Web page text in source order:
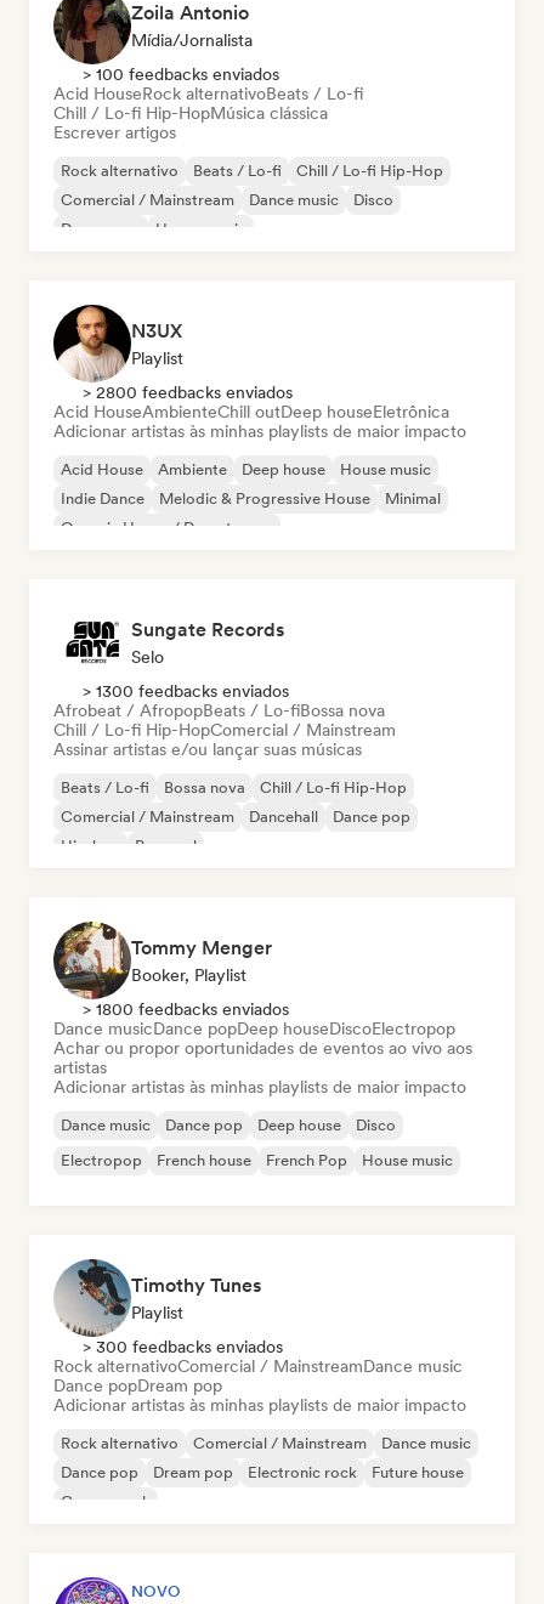
Zoila Antonio
Mídia/Jornalista
> 100 feedbacks enviados
Acid HouseRock alternativoBeats / Lo-fi
Chill / Lo-fi Hip-HopMúsica clássica
Escrever artigos
Rock alternativo Beats / Lo-fi
Chill / Lo-fi Hip-Hop
Comercial / Mainstream
Dance music
Disco
Dream pop
House music
N3UX
Playlist
> 2800 feedbacks enviados
Acid HouseAmbienteChill outDeep houseEletrônica
Adicionar artistas às minhas playlists de maior impacto
Acid House Ambiente Deep house
House music
Indie Dance
Melodic & Progressive House
Minimal
Organic House / Downtempo
Sungate Records
Selo
> 1300 feedbacks enviados
Afrobeat / AfropopBeats / Lo-fiBossa nova
Chill / Lo-fi Hip-HopComercial / Mainstream
Assinar artistas e/ou lançar suas músicas
Beats / Lo-fi Bossa nova
Chill / Lo-fi Hip-Hop
Comercial / Mainstream
Dancehall
Dance pop
Hip-hop
Pop soul
Tommy Menger
Booker, Playlist
> 1800 feedbacks enviados
Dance musicDance popDeep houseDiscoElectropop
Achar ou propor oportunidades de eventos ao vivo aos
artistas
Adicionar artistas às minhas playlists de maior impacto
Dance music Dance pop Deep house
Disco
Electropop
French house French Pop House music
Timothy Tunes
Playlist
> 300 feedbacks enviados
Rock alternativoComercial / MainstreamDance music
Dance popDream pop
Adicionar artistas às minhas playlists de maior impacto
Rock alternativo Comercial / Mainstream
Dance music
Dance pop
Dream pop Electronic rock
Future house
Garage rock
NOVO